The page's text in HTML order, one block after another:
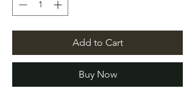
Add to Cart
Buy Now